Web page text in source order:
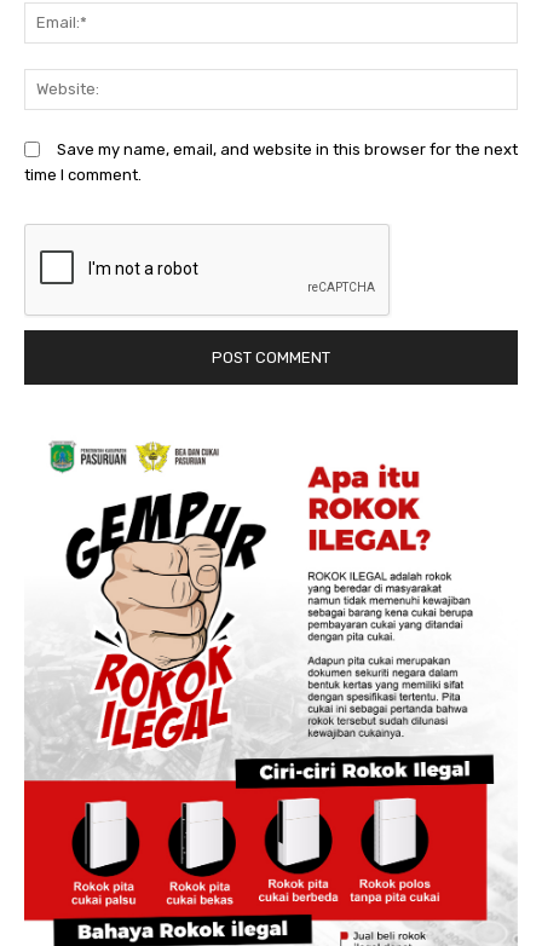
Save my name, email, and website in this browser for the next
time I comment.